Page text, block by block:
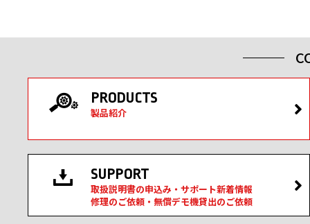
PRODUCTS
製品紹介
SUPPORT
取扱説明書の申込み・サポート新着情報
修理のご依頼・無償デモ機貸出のご依頼